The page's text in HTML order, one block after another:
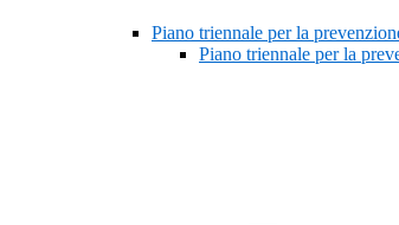
Piano triennale per la
Piano triennale per la